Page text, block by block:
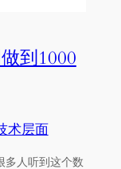
到1000
术层面
多人听到这个数